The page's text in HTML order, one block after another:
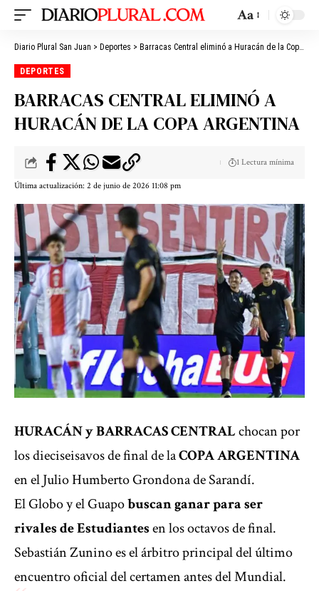
Aa
Diario Plural San Juan > Deportes > Barracas Central eliminó a Huracán de la Copa Argentina
DEPORTES
BARRACAS CENTRAL ELIMINÓ A
HURACÁN DE LA COPA ARGENTINA
Última actualización: 2 de junio de 2026 11:08 pm
1 Lectura mínima
HURACÁNyBARRACAS CENTRALchocan por
los dieciseisavos de final de laCOPA ARGENTINA
en el Julio Humberto Grondona de Sarandí.
El Globo y el Guapobuscan ganar para ser
rivales de Estudiantesen los octavos de final.
Sebastián Zunino es el árbitro principal del último
encuentro oficial del certamen antes del Mundial.